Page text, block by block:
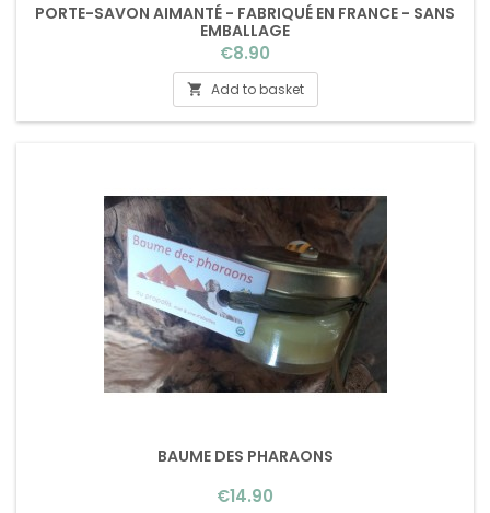
PORTE-SAVON AIMANTÉ - FABRIQUÉ EN FRANCE - SANS
EMBALLAGE
Price
€8.90
 Add to basket
BAUME DES PHARAONS
Price
€14.90